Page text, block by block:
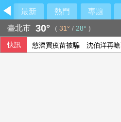
最新 熱門 專題
臺北市 30° ( 31° / 28° )
快訊 慈濟買疫苗被騙 沈伯洋再